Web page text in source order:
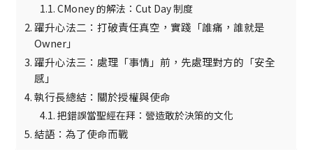
CMoney 的解法：Cut Day 制度
躍升心法二：打破責任真空，實踐「誰痛，誰就是
Owner」
躍升心法三：處理「事情」前，先處理對方的「安全
感」
執行長總結：關於授權與使命
把錯誤當聖經在拜：營造敢於決策的文化
結語：為了使命而戰